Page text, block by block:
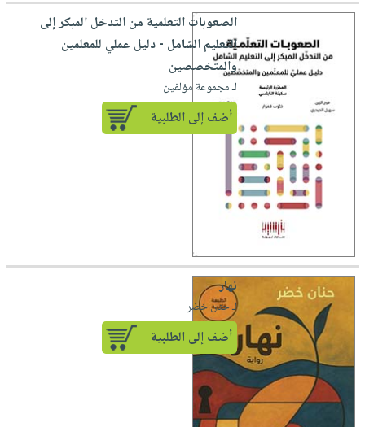
الصعوبات التعلمية من التدخل المبكر إلى
التعليم الشامل - دليل عملي للمعلمين
والمتخصصين
لـ مجموعة مؤلفين
أضف إلى الطلبية
نهار
لـ حنان خضر
أضف إلى الطلبية